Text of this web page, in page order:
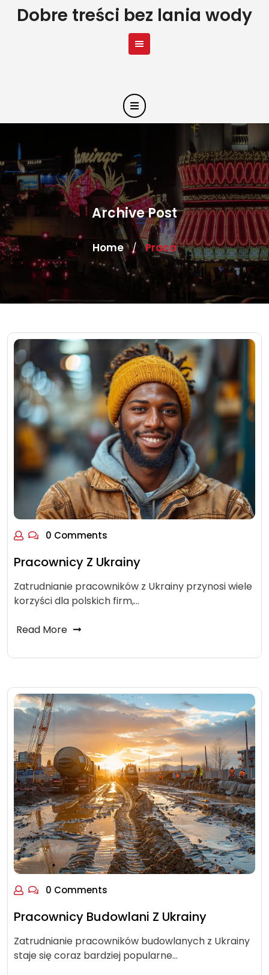
SkipDobre treści bez lania wody
Archive Post
Home / Praca
0 Comments
Pracownicy Z Ukrainy
Zatrudnianie pracowników z Ukrainy przynosi wiele
korzyści dla polskich firm,…
Read More
0 Comments
Pracownicy Budowlani Z Ukrainy
Zatrudnianie pracowników budowlanych z Ukrainy
staje się coraz bardziej popularne…